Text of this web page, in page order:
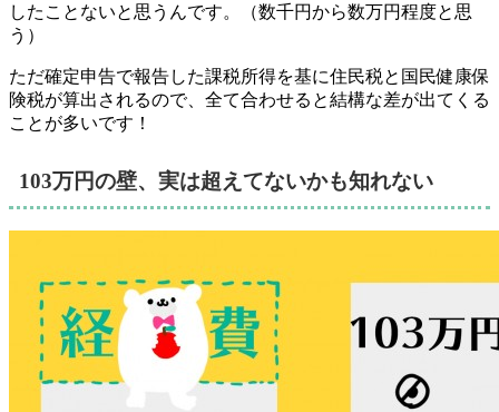
したことないと思うんです。（数千円から数万円程度と思
う）
ただ確定申告で報告した課税所得を基に住民税と国民健康保
険税が算出されるので、全て合わせると結構な差が出てくる
ことが多いです！
103万円の壁、実は超えてないかも知れない